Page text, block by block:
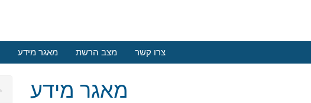
מאגר מידע מצב הרשת צרו קשר
מאגר מידע